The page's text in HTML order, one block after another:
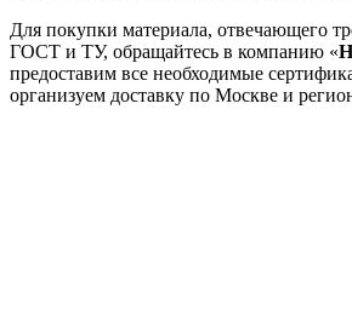
Для покупки материала, отвечающего
ГОСТ и ТУ, обращайтесь в компанию «
предоставим все необходимые
организуем доставку по Москве и